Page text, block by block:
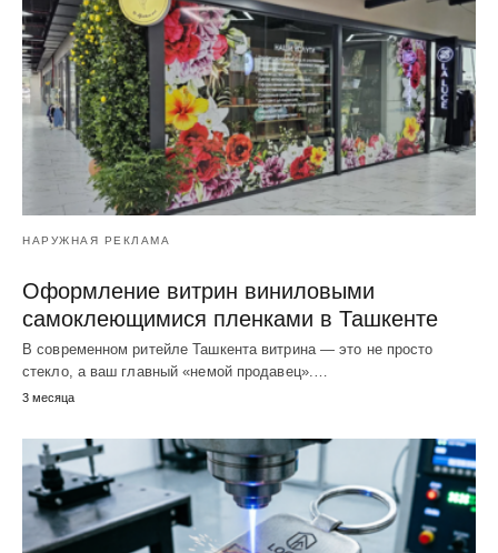
НАРУЖНАЯ РЕКЛАМА
Оформление витрин виниловыми
самоклеющимися пленками в Ташкенте
В современном ритейле Ташкента витрина — это не просто
стекло, а ваш главный «немой продавец».…
3 месяца